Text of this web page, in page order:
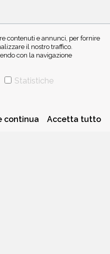
contenuti e annunci, per fornire
il nostro traffico.
con la navigazione
Statistiche
continua Accetta tutto
- 20145 MILANO